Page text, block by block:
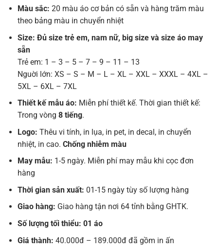
Màu sắc: 20 màu áo cơ bản có sẵn và hàng trăm màu
theo bảng màu in chuyển nhiệt
Size: Đủ size trẻ em, nam nữ, big size và size áo may
sẵn
Trẻ em: 1 – 3 – 5 – 7 – 9 – 11 – 13
Nguời lớn: XS – S – M – L – XL – XXL – XXXL – 4XL –
5XL – 6XL – 7XL
Thiết kế mẫu áo: Miễn phí thiết kế. Thời gian thiết kế:
Trong vòng 8 tiếng.
Logo: Thêu vi tính, in lụa, in pet, in decal, in chuyển
nhiệt, in cao. Chống nhiễm màu
May mẫu: 1-5 ngày. Miễn phí may mẫu khi cọc đơn
hàng
Thời gian sản xuất: 01-15 ngày tùy số lượng hàng
Giao hàng: Giao hàng tận nơi 64 tỉnh bằng GHTK.
Số lượng tối thiểu: 01 áo
Giá thành: 40.000đ – 189.000đ đã gồm in ấn